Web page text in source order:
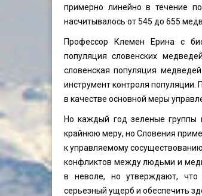
примерно линейно в течение
насчитывалось от 545 до 655
Профессор Клемен Ерина с
популяция словенских
словенская популяция
инструмент контроля популяции.
в качестве основной меры
Но каждый год зеленые группы
крайнюю меру, но Словения
к управляемому
конфликтов между людьми и
в неволе, но утверждают, что
серьезный ущерб и обеспечить